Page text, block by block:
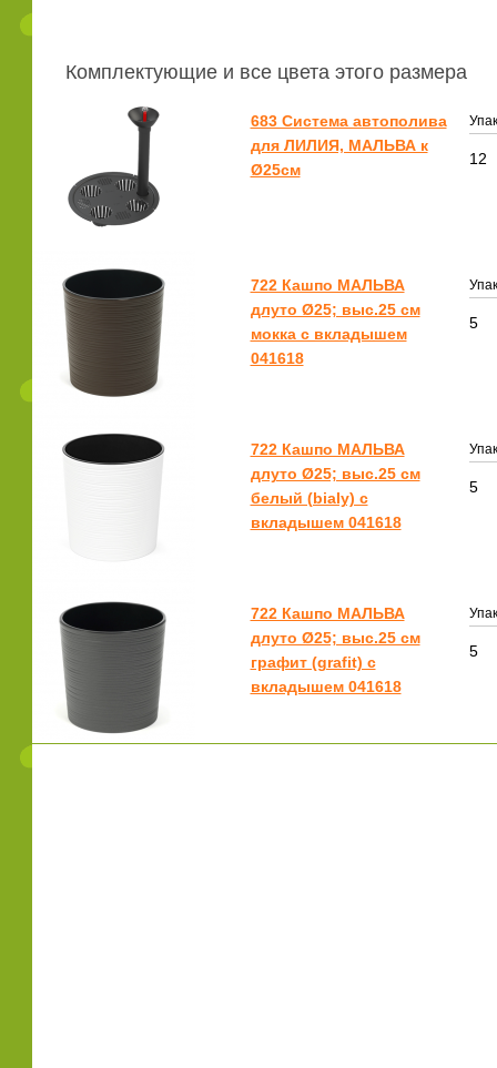
Комплектующие и все цвета этого размера
683 Система автополива
для ЛИЛИЯ, МАЛЬВА к
Ø25см
12
722 Кашпо МАЛЬВА
длуто Ø25; выс.25 см
мокка с вкладышем
041618
5
722 Кашпо МАЛЬВА
длуто Ø25; выс.25 см
белый (bialy) с
вкладышем 041618
5
722 Кашпо МАЛЬВА
длуто Ø25; выс.25 см
графит (grafit) с
вкладышем 041618
5